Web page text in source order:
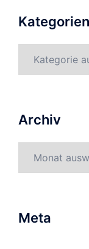
Kategorien
Archiv
Meta